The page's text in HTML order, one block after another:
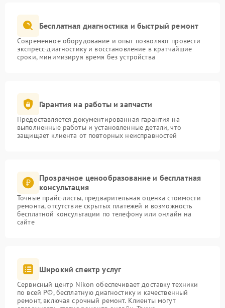
Бесплатная диагностика и быстрый ремонт
Современное оборудование и опыт позволяют провести
экспресс-диагностику и восстановление в кратчайшие
сроки, минимизируя время без устройства
Гарантия на работы и запчасти
Предоставляется документированная гарантия на
выполненные работы и установленные детали, что
защищает клиента от повторных неисправностей
Прозрачное ценообразование и бесплатная
консультация
Точные прайс-листы, предварительная оценка стоимости
ремонта, отсутствие скрытых платежей и возможность
бесплатной консультации по телефону или онлайн на
сайте
Широкий спектр услуг
Сервисный центр Nikon обеспечивает доставку техники
по всей РФ, бесплатную диагностику и качественный
ремонт, включая срочный ремонт. Клиенты могут